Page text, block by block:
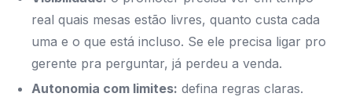
real quais mesas estão livres, quanto custa cada
uma e o que está incluso. Se ele precisa ligar pro
gerente pra perguntar, já perdeu a venda.
Autonomia com limites: defina regras claras.